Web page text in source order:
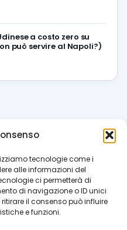
tecnologie come i
alle informazioni del
ci permetterà di
di navigazione o ID unici
il consenso può influire
e funzioni.
a costo zero su
può servire al Napoli?)
News, interviste,
registrata
2012). Direttore Luca